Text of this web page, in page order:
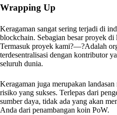
Wrapping Up
Keragaman sangat sering terjadi di
blockchain. Sebagian besar proyek
Termasuk proyek kami?—?Adalah
terdesentralisasi dengan kontributor
seluruh dunia.
Keragaman juga merupakan landasan
risiko yang sukses. Terlepas dari
sumber daya, tidak ada yang akan
Anda dari penambangan koin PoW.